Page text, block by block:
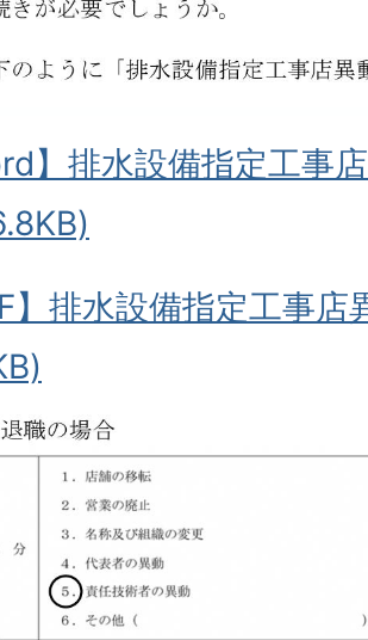
】排水設備指定工事
】排水設備指定工事